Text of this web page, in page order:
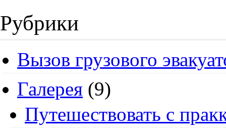
Рубрики
Вызов грузового
Галерея (9)
Путешествовать с